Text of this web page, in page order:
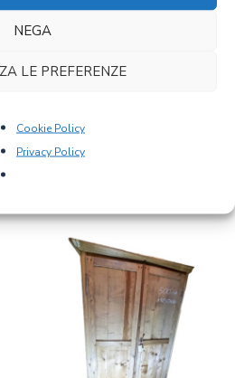
NEGA
LE PREFERENZE
Cookie Policy
Privacy Policy